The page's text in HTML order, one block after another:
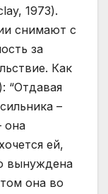
1973).
снимают с
за
Как
“Отдавая
–
она
ей,
вынуждена
она во